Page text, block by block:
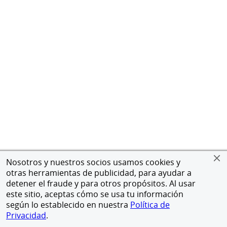
Nosotros y nuestros socios usamos cookies y
otras herramientas de publicidad, para ayudar a
detener el fraude y para otros propósitos. Al usar
este sitio, aceptas cómo se usa tu información
según lo establecido en nuestra Política de
Privacidad.